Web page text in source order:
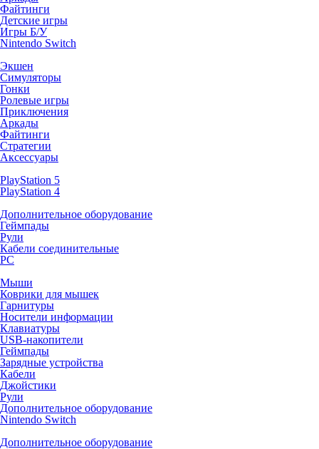
Файтинги
Детские игры
Игры Б/У
Nintendo Switch
Экшен
Симуляторы
Гонки
Ролевые игры
Приключения
Аркады
Файтинги
Стратегии
Аксессуары
PlayStation 5
PlayStation 4
Дополнительное оборудование
Геймпады
Рули
Кабели соединительные
PC
Мыши
Коврики для мышек
Гарнитуры
Носители информации
Клавиатуры
USB-накопители
Геймпады
Зарядные устройства
Кабели
Джойстики
Рули
Дополнительное оборудование
Nintendo Switch
Дополнительное оборудование